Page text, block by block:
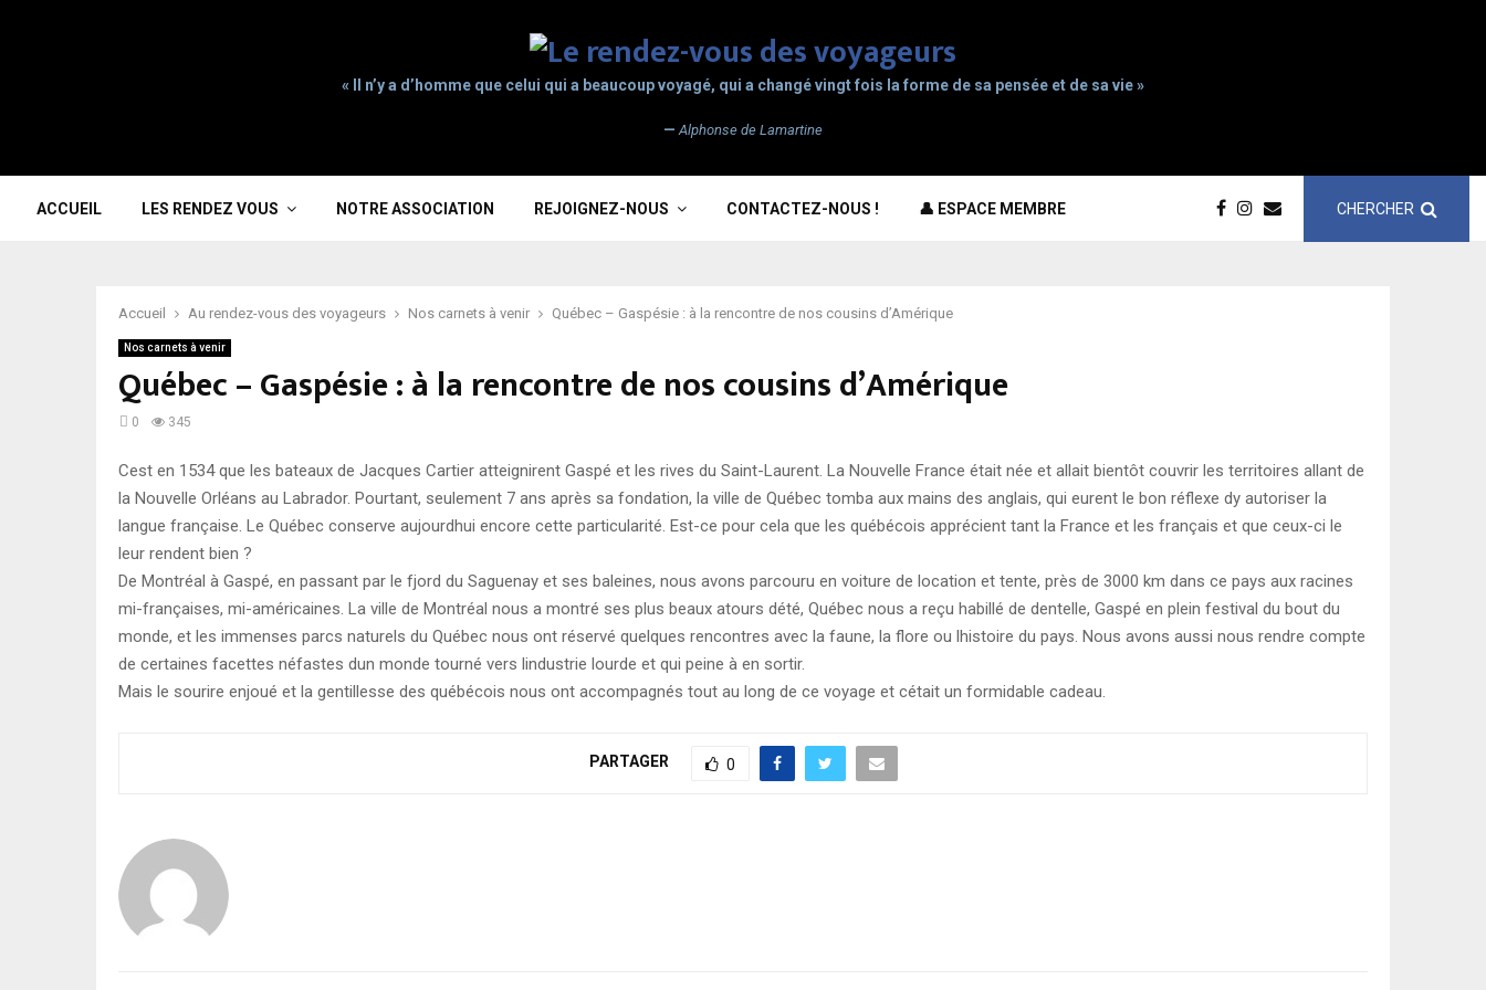
« Il n’y a d’homme que celui qui a beaucoup voyagé, qui a changé vingt fois la forme de sa pensée et de sa vie »
— Alphonse de Lamartine
ACCUEIL LES RENDEZ VOUS NOTRE ASSOCIATION REJOIGNEZ-NOUS CONTACTEZ-NOUS ! 👤 ESPACE MEMBRE CHERCHER
Accueil Au rendez-vous des voyageurs Nos carnets à venir Québec – Gaspésie : à la rencontre de nos cousins d’Amérique
Nos carnets à venir
Québec – Gaspésie : à la rencontre de nos cousins d’Amérique
0 345
Cest en 1534 que les bateaux de Jacques Cartier atteignirent Gaspé et les rives du Saint-Laurent. La Nouvelle France était née et allait bientôt couvrir les territoires allant de
la Nouvelle Orléans au Labrador. Pourtant, seulement 7 ans après sa fondation, la ville de Québec tomba aux mains des anglais, qui eurent le bon réflexe dy autoriser la
langue française. Le Québec conserve aujourdhui encore cette particularité. Est-ce pour cela que les québécois apprécient tant la France et les français et que ceux-ci le
leur rendent bien ?
De Montréal à Gaspé, en passant par le fjord du Saguenay et ses baleines, nous avons parcouru en voiture de location et tente, près de 3000 km dans ce pays aux racines
mi-françaises, mi-américaines. La ville de Montréal nous a montré ses plus beaux atours dété, Québec nous a reçu habillé de dentelle, Gaspé en plein festival du bout du
monde, et les immenses parcs naturels du Québec nous ont réservé quelques rencontres avec la faune, la flore ou lhistoire du pays. Nous avons aussi nous rendre compte
de certaines facettes néfastes dun monde tourné vers lindustrie lourde et qui peine à en sortir.
Mais le sourire enjoué et la gentillesse des québécois nous ont accompagnés tout au long de ce voyage et cétait un formidable cadeau.
PARTAGER 0